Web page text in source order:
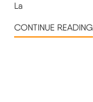
La
CONTINUE READING